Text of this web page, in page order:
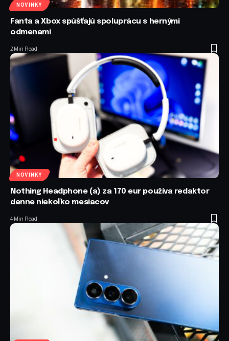
NOVINKY
Fanta a Xbox spúšťajú spoluprácu s hernými
odmenami
2 Min Read
NOVINKY
Nothing Headphone (a) za 170 eur používa redaktor
denne niekoľko mesiacov
4 Min Read